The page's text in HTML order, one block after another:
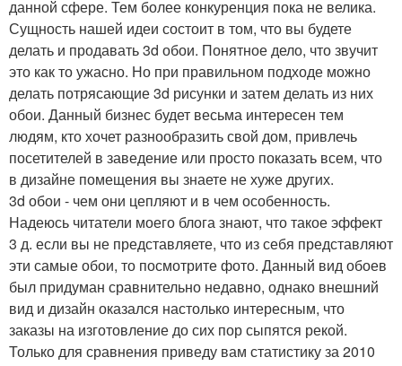
данной сфере. Тем более конкуренция пока не велика.
Сущность нашей идеи состоит в том, что вы будете
делать и продавать 3d обои. Понятное дело, что звучит
это как то ужасно. Но при правильном подходе можно
делать потрясающие 3d рисунки и затем делать из них
обои. Данный бизнес будет весьма интересен тем
людям, кто хочет разнообразить свой дом, привлечь
посетителей в заведение или просто показать всем, что
в дизайне помещения вы знаете не хуже других.
3d обои - чем они цепляют и в чем особенность.
Надеюсь читатели моего блога знают, что такое эффект
3 д. если вы не представляете, что из себя представляют
эти самые обои, то посмотрите фото. Данный вид обоев
был придуман сравнительно недавно, однако внешний
вид и дизайн оказался настолько интересным, что
заказы на изготовление до сих пор сыпятся рекой.
Только для сравнения приведу вам статистику за 2010